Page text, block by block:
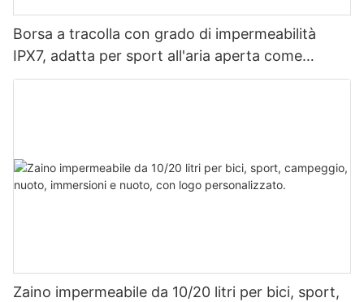
Borsa a tracolla con grado di impermeabilità
IPX7, adatta per sport all'aria aperta come
rafting, speleologia, viaggi quotidiani e viaggi di
Zaino impermeabile da 10/20 litri per bici, sport,